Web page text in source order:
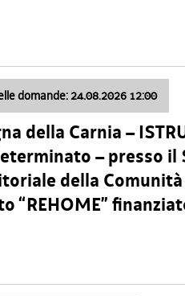
domande: 24.08.2026 12:00
della Carnia –
– presso il
della
“REHOME”